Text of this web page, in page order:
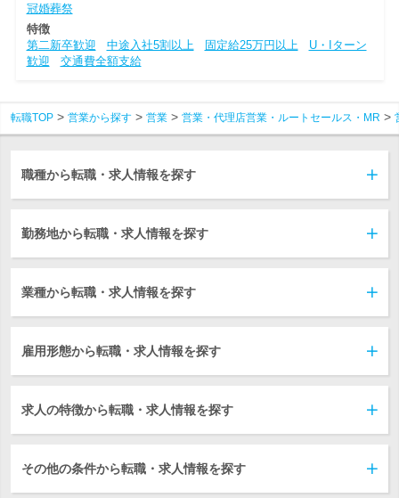
冠婚葬祭
特徴
第二新卒歓迎
中途入社5割以上 固定給25万円以上
U・Iターン
歓迎
交通費全額支給
転職TOP 営業から探す 営業 営業・代理店営業・ルートセールス・MR
職種から転職・求人情報を探す
勤務地から転職・求人情報を探す
業種から転職・求人情報を探す
雇用形態から転職・求人情報を探す
求人の特徴から転職・求人情報を探す
その他の条件から転職・求人情報を探す